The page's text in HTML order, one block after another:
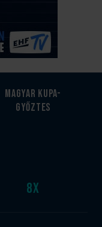
Magyar kupa-
győztes
8x